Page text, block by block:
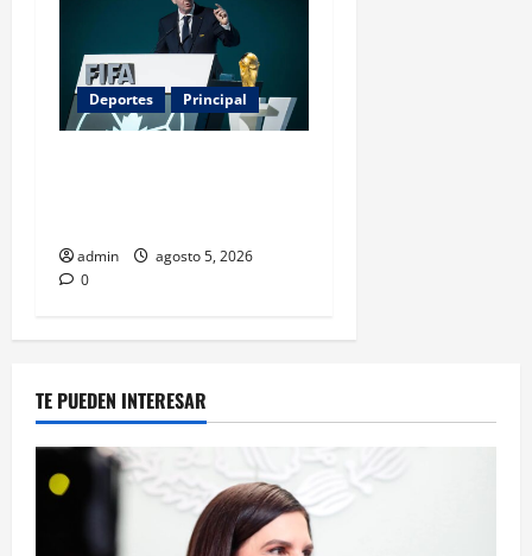
Deportes Principal
admin
agosto 5, 2026
0
TE PUEDEN INTERESAR